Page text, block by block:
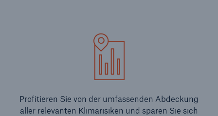
Profitieren Sie von der umfassenden Abdeckung
aller relevanten Klimarisiken und sparen Sie sich